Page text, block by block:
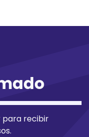
para recibir